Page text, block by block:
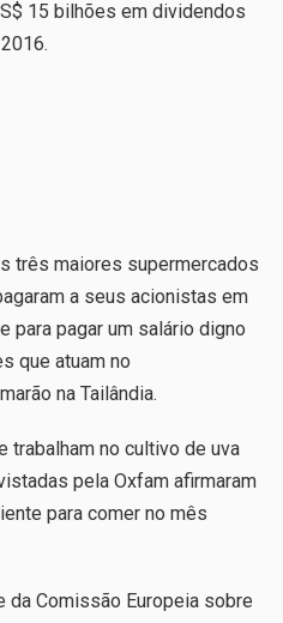
15 bilhões em dividendos
três maiores supermercados
a seus acionistas em
para pagar um salário digno
que atuam no
na Tailândia.
trabalham no cultivo de uva
pela Oxfam afirmaram
para comer no mês
da Comissão Europeia sobre